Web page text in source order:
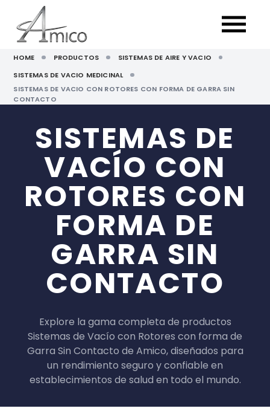
HOME PRODUCTOS
SISTEMAS DE AIRE Y VACIO
SISTEMAS DE VACIO MEDICINAL
SISTEMAS DE VACIO CON ROTORES CON FORMA DE GARRA SIN
CONTACTO
SISTEMAS DE
VACÍO CON
ROTORES CON
FORMA DE
GARRA SIN
CONTACTO
Explore la gama completa de productos
Sistemas de Vacío con Rotores con forma de
Garra Sin Contacto de Amico, diseñados para
un rendimiento seguro y confiable en
establecimientos de salud en todo el mundo.